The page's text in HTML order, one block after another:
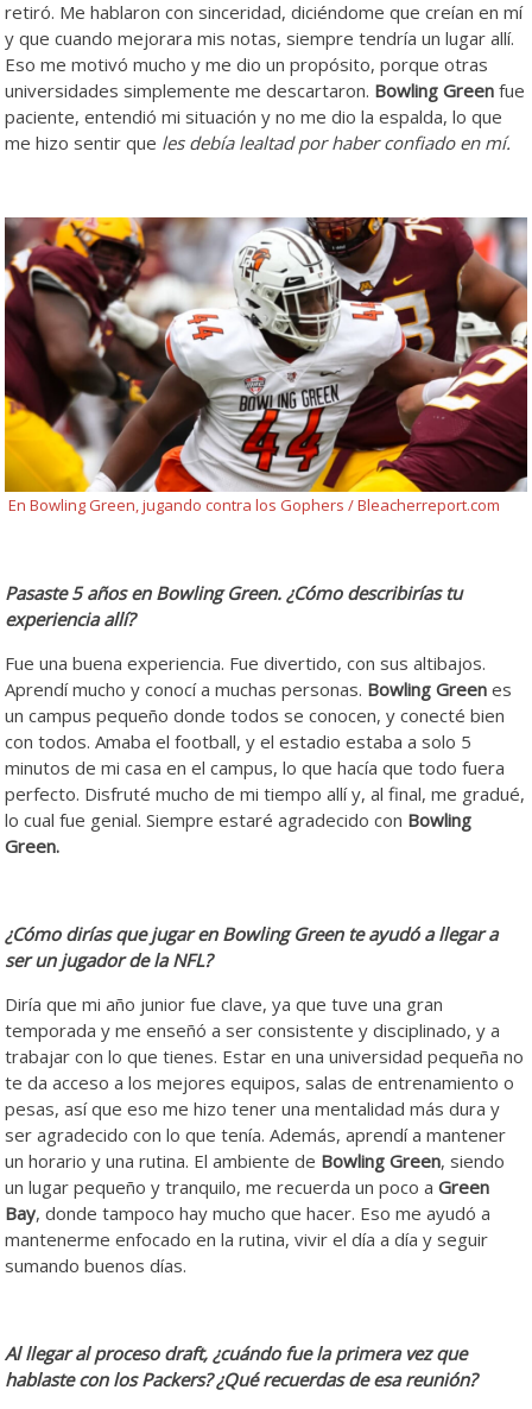
retiró. Me hablaron con sinceridad, diciéndome que creían en mí
y que cuando mejorara mis notas, siempre tendría un lugar allí.
Eso me motivó mucho y me dio un propósito, porque otras
universidades simplemente me descartaron. Bowling Green fue
paciente, entendió mi situación y no me dio la espalda, lo que
me hizo sentir que les debía lealtad por haber confiado en mí.
En Bowling Green, jugando contra los Gophers / Bleacherreport.com
Pasaste 5 años en Bowling Green. ¿Cómo describirías tu
experiencia allí?
Fue una buena experiencia. Fue divertido, con sus altibajos.
Aprendí mucho y conocí a muchas personas. Bowling Green es
un campus pequeño donde todos se conocen, y conecté bien
con todos. Amaba el football, y el estadio estaba a solo 5
minutos de mi casa en el campus, lo que hacía que todo fuera
perfecto. Disfruté mucho de mi tiempo allí y, al final, me gradué,
lo cual fue genial. Siempre estaré agradecido con Bowling
Green.
¿Cómo dirías que jugar en Bowling Green te ayudó a llegar a
ser un jugador de la NFL?
Diría que mi año junior fue clave, ya que tuve una gran
temporada y me enseñó a ser consistente y disciplinado, y a
trabajar con lo que tienes. Estar en una universidad pequeña no
te da acceso a los mejores equipos, salas de entrenamiento o
pesas, así que eso me hizo tener una mentalidad más dura y
ser agradecido con lo que tenía. Además, aprendí a mantener
un horario y una rutina. El ambiente de Bowling Green, siendo
un lugar pequeño y tranquilo, me recuerda un poco aGreen
Bay, donde tampoco hay mucho que hacer. Eso me ayudó a
mantenerme enfocado en la rutina, vivir el día a día y seguir
sumando buenos días.
Al llegar al proceso draft, ¿cuándo fue la primera vez que
hablaste con los Packers? ¿Qué recuerdas de esa reunión?